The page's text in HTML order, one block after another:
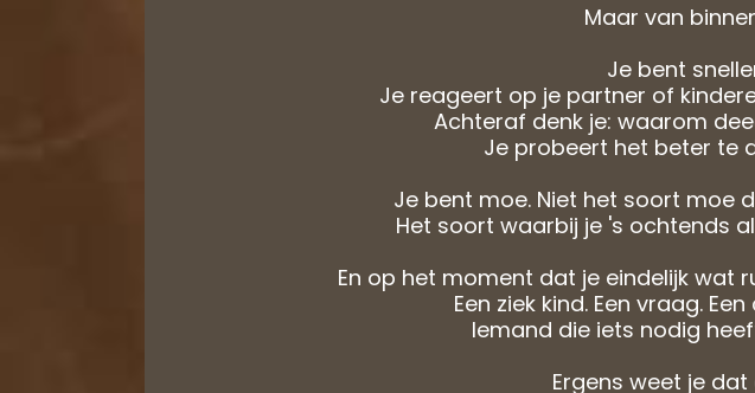
Maar van
Je bent
Je reageert op je partner of
Achteraf denk je: waarom
Je probeert het beter te
Je bent moe. Niet het soort moe
Het soort waarbij je 's ochtends
En op het moment dat je eindelijk wat
Een ziek kind. Een vraag.
Iemand die iets nodig
Ergens weet je